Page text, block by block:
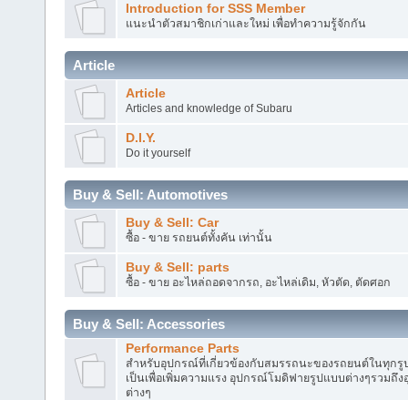
Introduction for SSS Member
แนะนำตัวสมาชิกเก่าและใหม่ เพื่อทำความรู้จักกัน
Article
Article
Articles and knowledge of Subaru
D.I.Y.
Do it yourself
Buy & Sell: Automotives
Buy & Sell: Car
ซื้อ - ขาย รถยนต์ทั้งคัน เท่านั้น
Buy & Sell: parts
ซื้อ - ขาย อะไหล่ถอดจากรถ, อะไหล่เดิม, หัวตัด, ตัดศอก
Buy & Sell: Accessories
Performance Parts
สำหรับอุปกรณ์ที่เกี่ยวข้องกับสมรรถนะของรถยนต์ในทุกรู
เป็นเพื่อเพิ่มความแรง อุปกรณ์โมดิฟายรูปแบบต่างๆรวมถึ
ต่างๆ